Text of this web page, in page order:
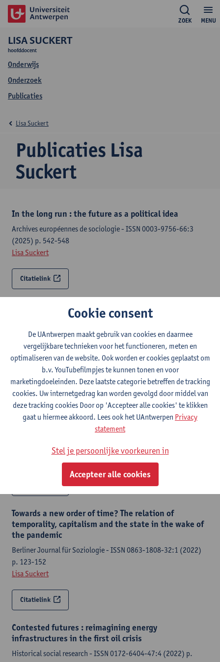
MENU
ZOEK
LISA SUCKERT
hoofddocent
Onderwijs
Onderzoek
Publicaties
Publicaties Lisa
Suckert
Lisa Suckert
In the long run : the future as a political idea
Archives européennes de sociologie - ISSN 0003-9756-66:3
(2025) p. 542-548
Lisa Suckert
Citatielink
Economic nostalgia : the salience of economic
identity for the Brexit campaign
Socio-economic review - ISSN 1475-1461-21:3 (2023) p. 1721-
1750
Lisa Suckert
Citatielink
Back to the future : sociological perspectives on
expectations, aspirations and imagined futures
Archives européennes de sociologie - ISSN 0003-9756-63:3
(2022) p. 393-428
Towards a new order of time? The relation of
temporality, capitalism and the state in the wake of
the pandemic
Berliner Journal für Soziologie - ISSN 0863-1808-32:1 (2022)
p. 123-152
Lisa Suckert
Citatielink
Contested futures : reimagining energy
infrastructures in the first oil crisis
Historical social research - ISSN 0172-6404-47:4 (2022) p.
Cookie consent
De UAntwerpen maakt gebruik van cookies en daarmee
vergelijkbare technieken voor het functioneren, meten en
optimaliseren van de website. Ook worden er cookies geplaatst om
b.v. YouTubefilmpjes te kunnen tonen en voor
marketingdoeleinden. Deze laatste categorie betreffen de tracking
cookies. Uw internetgedrag kan worden gevolgd door middel van
deze tracking cookies Door op 'Accepteer alle cookies' te klikken
gaat u hiermee akkoord. Lees ook het UAntwerpen Privacy
statement
Stel je persoonlijke voorkeuren in
Accepteer alle cookies